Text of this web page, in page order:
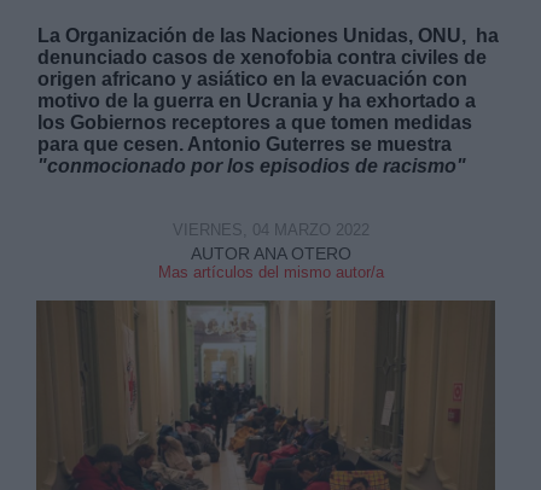
La Organización de las Naciones Unidas, ONU, ha
denunciado casos de xenofobia contra civiles de
origen africano y asiático en la evacuación con
motivo de la guerra en Ucrania y ha exhortado a
los Gobiernos receptores a que tomen medidas
para que cesen. Antonio Guterres se muestra
"conmocionado por los episodios de racismo"
AUTOR ANA OTERO
Mas artículos del mismo autor/a
VIERNES, 04 MARZO 2022
Destinatarios:
link
Información adicional